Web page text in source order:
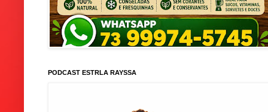
PODCAST ESTRLA RAYSSA